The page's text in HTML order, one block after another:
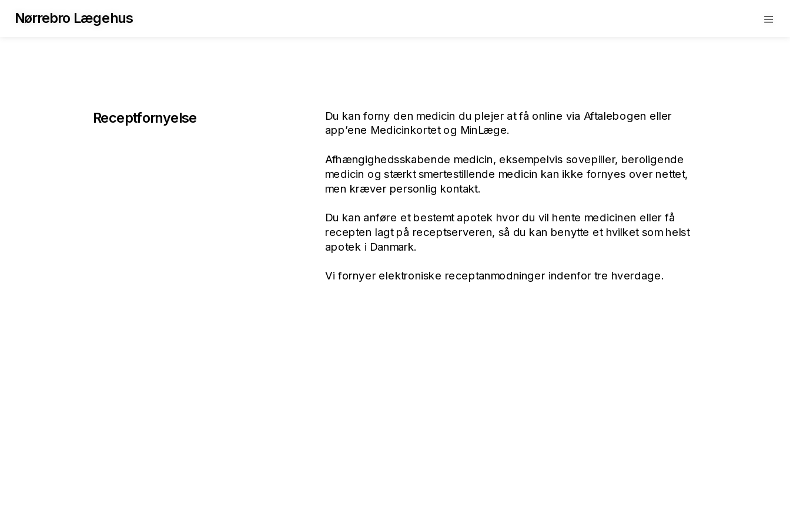
Receptfornyelse
Du kan forny den medicin du plejer at få online via Aftalebogen eller
app’ene Medicinkortet og MinLæge.
Afhængighedsskabende medicin, eksempelvis sovepiller, beroligende
medicin og stærkt smertestillende medicin kan ikke fornyes over nettet,
men kræver personlig kontakt.
Du kan anføre et bestemt apotek hvor du vil hente medicinen eller få
recepten lagt på receptserveren, så du kan benytte et hvilket som helst
apotek i Danmark.
Vi fornyer elektroniske receptanmodninger indenfor tre hverdage.
Nørrebro Lægehus